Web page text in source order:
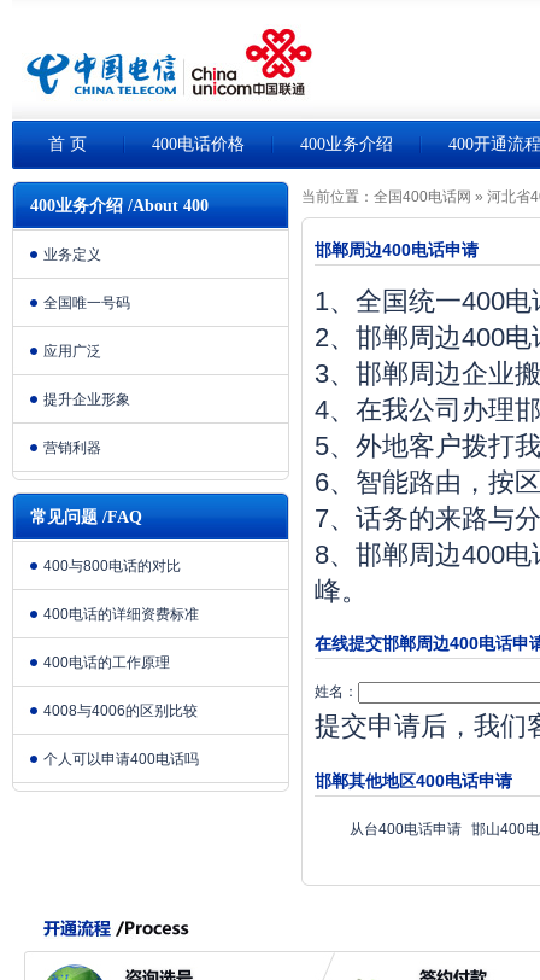
首 页 400电话价格 400业务介绍 400开通流程
400业务介绍 /About 400
业务定义
全国唯一号码
应用广泛
提升企业形象
营销利器
常见问题 /FAQ
400与800电话的对比
400电话的详细资费标准
400电话的工作原理
4008与4006的区别比较
个人可以申请400电话吗
当前位置： 全国400电话网 » 河北省
邯郸周边400电话申请
1、全国统一400
2、邯郸周边400
3、邯郸周边企业
4、在我公司办理
5、外地客户拨打
6、智能路由，按
7、话务的来路与
8、邯郸周边400
峰。
在线提交邯郸周边400电话申
姓名：
提交申请后，我们
邯郸其他地区400电话申请
从台400电话申请 邯山400